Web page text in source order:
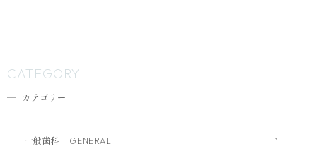
CATEGORY
カテゴリー
一般歯科 GENERAL